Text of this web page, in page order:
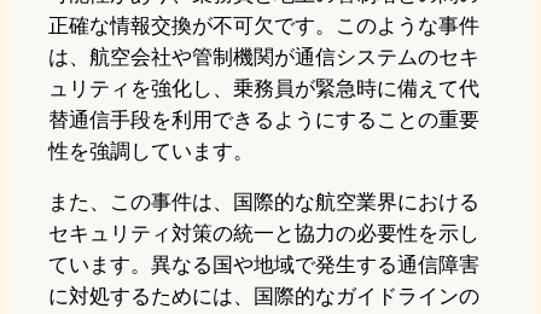
正確な情報交換が不可欠です。このような事件
は、航空会社や管制機関が通信システムのセキ
ュリティを強化し、乗務員が緊急時に備えて代
替通信手段を利用できるようにすることの重要
性を強調しています。
また、この事件は、国際的な航空業界における
セキュリティ対策の統一と協力の必要性を示し
ています。異なる国や地域で発生する通信障害
に対処するためには、国際的なガイドラインの